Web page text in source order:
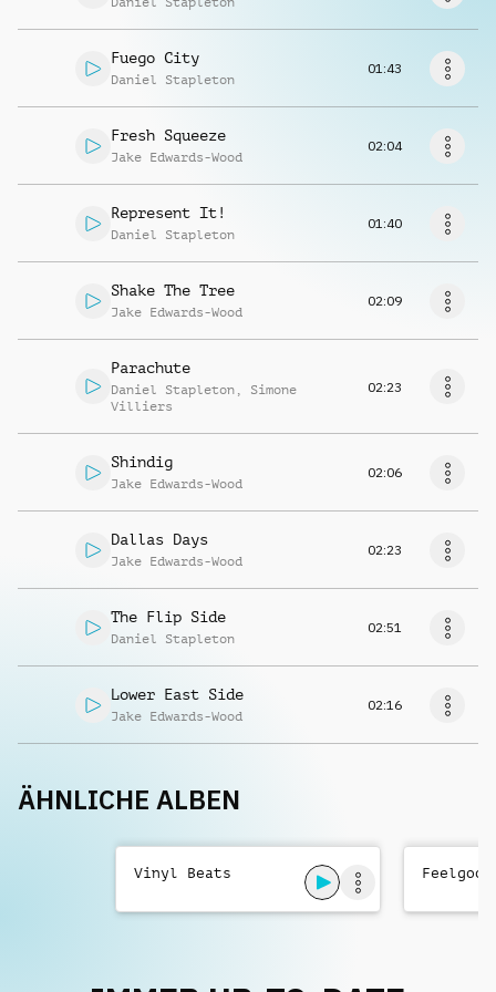
Musikanfrage
Fuego City
Daniel Stapleton
01:43
Fresh Squeeze
Jake Edwards-Wood
02:04
Represent It!
Daniel Stapleton
01:40
Shake The Tree
Jake Edwards-Wood
02:09
Parachute
Daniel Stapleton , Simone
Villiers
02:23
Shindig
Jake Edwards-Wood
02:06
Dallas Days
Jake Edwards-Wood
02:23
The Flip Side
Daniel Stapleton
02:51
Lower East Side
Jake Edwards-Wood
02:16
ÄHNLICHE ALBEN
Vinyl Beats